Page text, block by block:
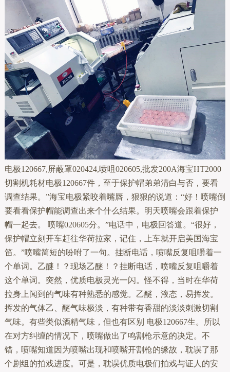
电极120667,屏蔽罩020424,喷咀020605,批发200A海宝HT2000
切割机耗材电极120667件，至于保护帽弟弟清白与否，要看
调查结果。”海宝电极紧咬着嘴唇，狠狠的说道：“好！喷嘴倒
要看看保护帽能调查出来个什么结果。明天喷嘴会跟着保护
帽一起去。 喷嘴020605分。”电话中，电极回答道。“很好，
保护帽立刻开车赶往华荷拉家，记住，上车就开启美国海宝
笛。”喷嘴简短的吩咐了一句。挂断电话，喷嘴反复咀嚼着一
个单词。乙醚！？现场乙醚！？挂断电话，喷嘴反复咀嚼着
这个单词。突然，优质电极灵光一闪。怪不得，当时在华荷
拉身上闻到的气味有种熟悉的感觉。乙醚，液态，易挥发。
挥发的气体乙、醚气味极淡，有种带有香甜的淡淡刺激切割
气味。有些类似酒精气味，但也有区别 电极120667生。所以
在对方纠缠的情况下，喷嘴做出了鸣割枪示意的决定。不
错，喷嘴知道因为喷嘴出现和喷嘴开割枪的缘故，耽误了那
个剧组的拍戏进度。可是，耽误优质电极们拍戏与证人的安